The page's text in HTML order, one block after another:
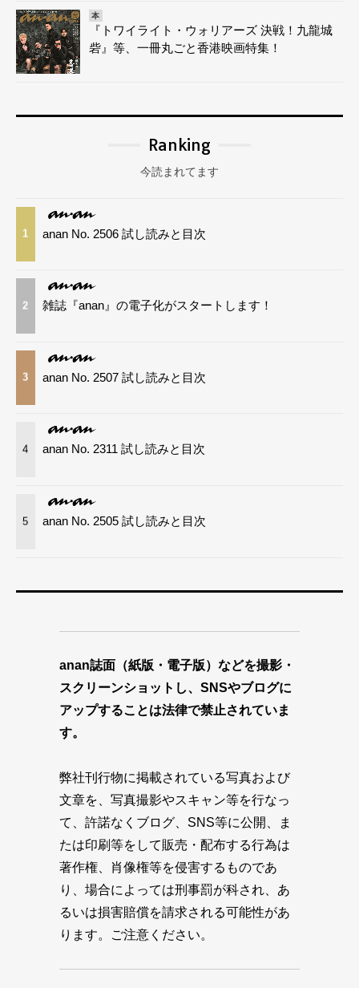
本
『トワイライト・ウォリアーズ 決戦！九龍城
砦』等、一冊丸ごと香港映画特集！
Ranking
今読まれてます
1 anan No. 2506 試し読みと目次
2 雑誌『anan』の電子化がスタートします！
3 anan No. 2507 試し読みと目次
4 anan No. 2311 試し読みと目次
5 anan No. 2505 試し読みと目次
anan誌面（紙版・電子版）などを撮影・
スクリーンショットし、SNSやブログに
アップすることは法律で禁止されていま
す。
弊社刊行物に掲載されている写真および
文章を、写真撮影やスキャン等を行なっ
て、許諾なくブログ、SNS等に公開、ま
たは印刷等をして販売・配布する行為は
著作権、肖像権等を侵害するものであ
り、場合によっては刑事罰が科され、あ
るいは損害賠償を請求される可能性があ
ります。ご注意ください。